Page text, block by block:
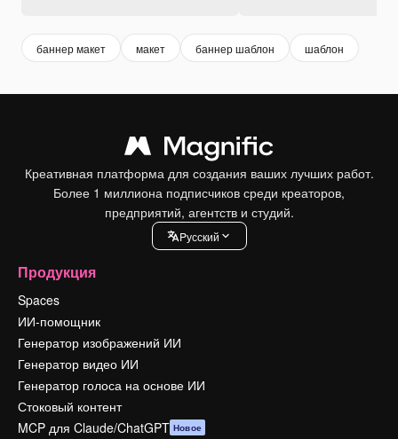
баннер макет макет баннер шаблон шаблон
Креативная платформа для создания ваших лучших работ.
Более 1 миллиона подписчиков среди креаторов,
предприятий, агентств и студий.
Pусский
Продукция
Spaces
ИИ-помощник
Генератор изображений ИИ
Генератор видео ИИ
Генератор голоса на основе ИИ
Стоковый контент
MCP для Claude/ChatGPT Новое